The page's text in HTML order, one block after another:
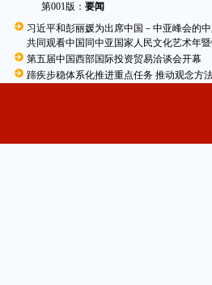
第001版：要闻
习近平和彭丽媛为出席中国－中亚峰会的
共同观看中国同中亚国家人民文化艺术年
第五届中国西部国际投资贸易洽谈会开幕
蹄疾步稳体系化推进重点任务 推动观念方